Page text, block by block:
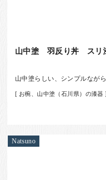
山中塗 羽反り丼 スリ
山中塗らしい、シンプルなが
[ お椀、山中塗（石川県）の漆器
Natsuno